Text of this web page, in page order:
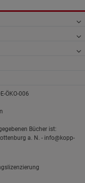
ÖKO-006
Bücher ist:
a. N. - info@kopp-